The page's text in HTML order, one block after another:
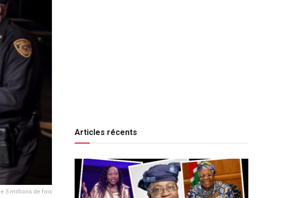
5 millions de fois
Articles récents